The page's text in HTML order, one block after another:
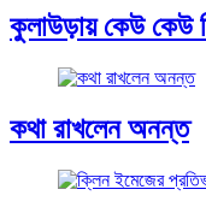
কুলাউড়ায় কেউ কেউ
কথা রাখলেন অনন্ত